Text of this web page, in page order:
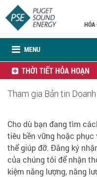
MENU
THỜI TIẾT HỎA HOẠN
Tham gia Bản tin
Cho dù bạn đang tìm
tiêu bền vững hoặc
thể giúp đỡ. Đăng ký
của chúng tôi để nhận
kiệm năng lượng, năng